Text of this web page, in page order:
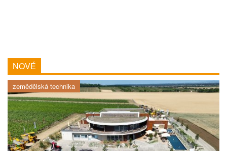
NOVÉ
zemědělská technika